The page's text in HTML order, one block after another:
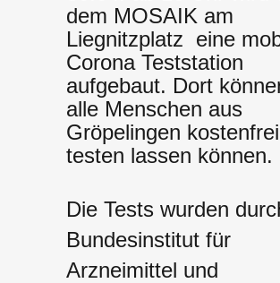
dem MOSAIK am
Liegnitzplatz eine
Corona Teststation
aufgebaut. Dort
alle Menschen aus
Gröpelingen kostenfrei
testen lassen können.
Die Tests wurden
Bundesinstitut für
Arzneimittel und